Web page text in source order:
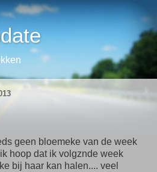
geen bloemeke van de week
hoop dat ik volgznde week
bij haar kan halen.... veel